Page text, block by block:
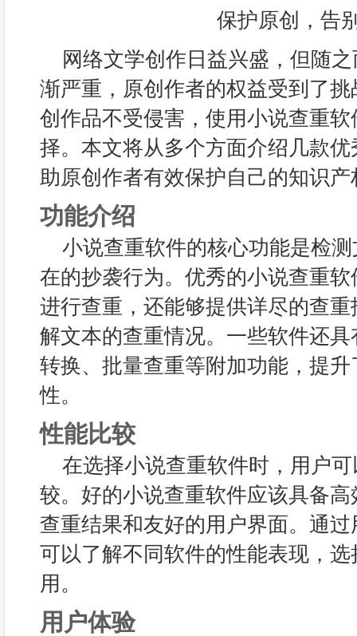
网络文学创作日益兴盛，但随
渐严重，原创作者的权益受到了
创作品不受侵害，使用小说查重
择。本文将从多个方面介绍几款
助原创作者有效保护自己的知识产
功能介绍
小说查重软件的核心功能是检
在的抄袭行为。优秀的小说查重
进行查重，还能够提供详尽的查
解文本的查重情况。一些软件还
转换、批量查重等附加功能，提
性。
性能比较
在选择小说查重软件时，用户
较。好的小说查重软件应该具备
查重结果和友好的用户界面。通
可以了解不同软件的性能表现，
用。
用户体验